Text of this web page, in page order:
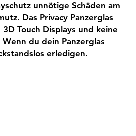
unnötige Schäden am
Das Privacy Panzerglas
Touch Displays und keine
du dein Panzerglas
erledigen.